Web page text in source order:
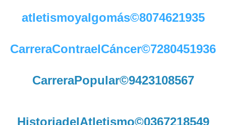
atletismoyalgomás©8074621935
CarreraContraelCáncer©7280451936
CarreraPopular©9423108567
HistoriadelAtletismo©0367218549